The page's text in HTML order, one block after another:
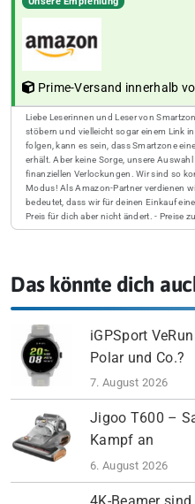
Prime-Versand innerhalb
Liebe Leserinnen und Leser von
stöbern und vielleicht sogar einem Link
folgen, kann es sein, dass Smartzone
erhält. Aber keine Sorge, unsere
finanziellen Verlockungen. Wir sind so
Modus! Als Amazon-Partner verdienen
bedeutet, dass wir für deinen Einkauf
Preis für dich aber nicht ändert. - Preise
Das könnte dich
iGPSport
Polar und Co.?
7. August 2026
Jigoo T600 –
Kampf an
6. August 2026
4K-Beamer